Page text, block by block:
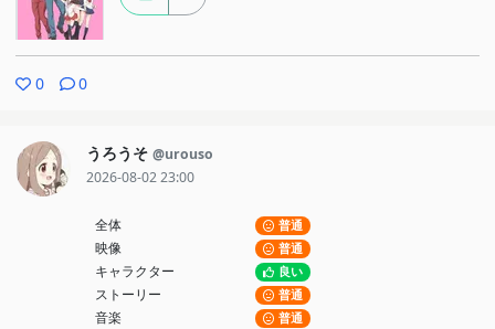
0 0
うろうそ @urouso
2026-08-02 23:00
全体 普通
映像 普通
キャラクター 良い
ストーリー 普通
音楽 普通